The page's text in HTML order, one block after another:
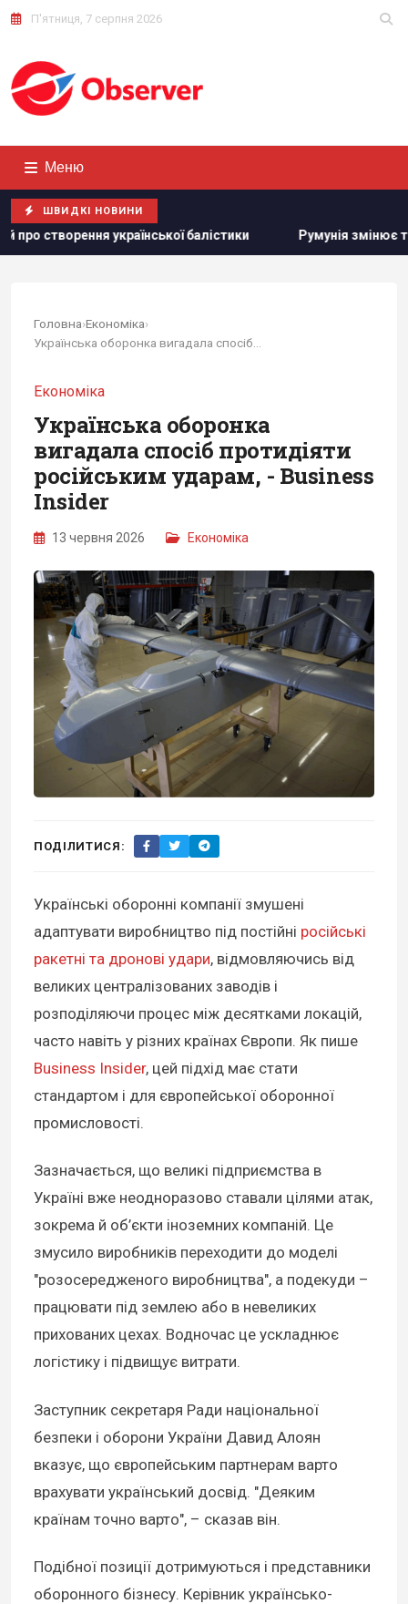
П'ятниця, 7 серпня 2026
Меню
ШВИДКІ НОВИНИ
балістики Румунія змінює течію Дунаю: для
Головна›Економіка›
Економіка
Українська оборонка
вигадала спосіб протидіяти
російським ударам, - Business
Insider
13 червня 2026 Економіка
ПОДІЛИТИСЯ:
Українські оборонні компанії змушені
адаптувати виробництво під постійні російські
ракетні та дронові удари, відмовляючись від
великих централізованих заводів і
розподіляючи процес між десятками локацій,
часто навіть у різних країнах Європи. Як пише
Business Insider, цей підхід має стати
стандартом і для європейської оборонної
промисловості.
Зазначається, що великі підприємства в
Україні вже неодноразово ставали цілями атак,
зокрема й об’єкти іноземних компаній. Це
змусило виробників переходити до моделі
"розосередженого виробництва", а подекуди –
працювати під землею або в невеликих
прихованих цехах. Водночас це ускладнює
логістику і підвищує витрати.
Заступник секретаря Ради національної
безпеки і оборони України Давид Алоян
вказує, що європейським партнерам варто
врахувати український досвід. "Деяким
країнам точно варто", – сказав він.
Подібної позиції дотримуються і представники
оборонного бізнесу. Керівник українсько-